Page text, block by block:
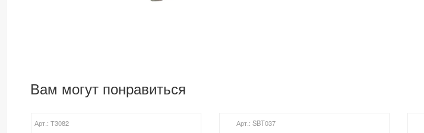
Вам могут понравиться
Арт.: Т3082 Арт.: SBT037